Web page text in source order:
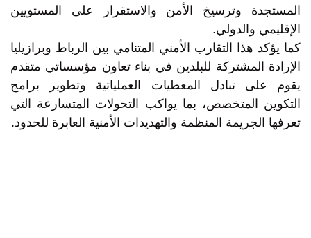
المستجدة وترسيخ الأمن والاستقرار على المستويين
الإقليمي والدولي.
كما يؤكد هذا التقارب الأمني المتنامي بين الرباط وبرازيليا
الإرادة المشتركة للبلدين في بناء تعاون مؤسساتي متقدم
يقوم على تبادل المعطيات العملياتية وتطوير برامج
التكوين المتخصص، بما يواكب التحولات المتسارعة التي
تعرفها الجريمة المنظمة والتهديدات الأمنية العابرة للحدود.